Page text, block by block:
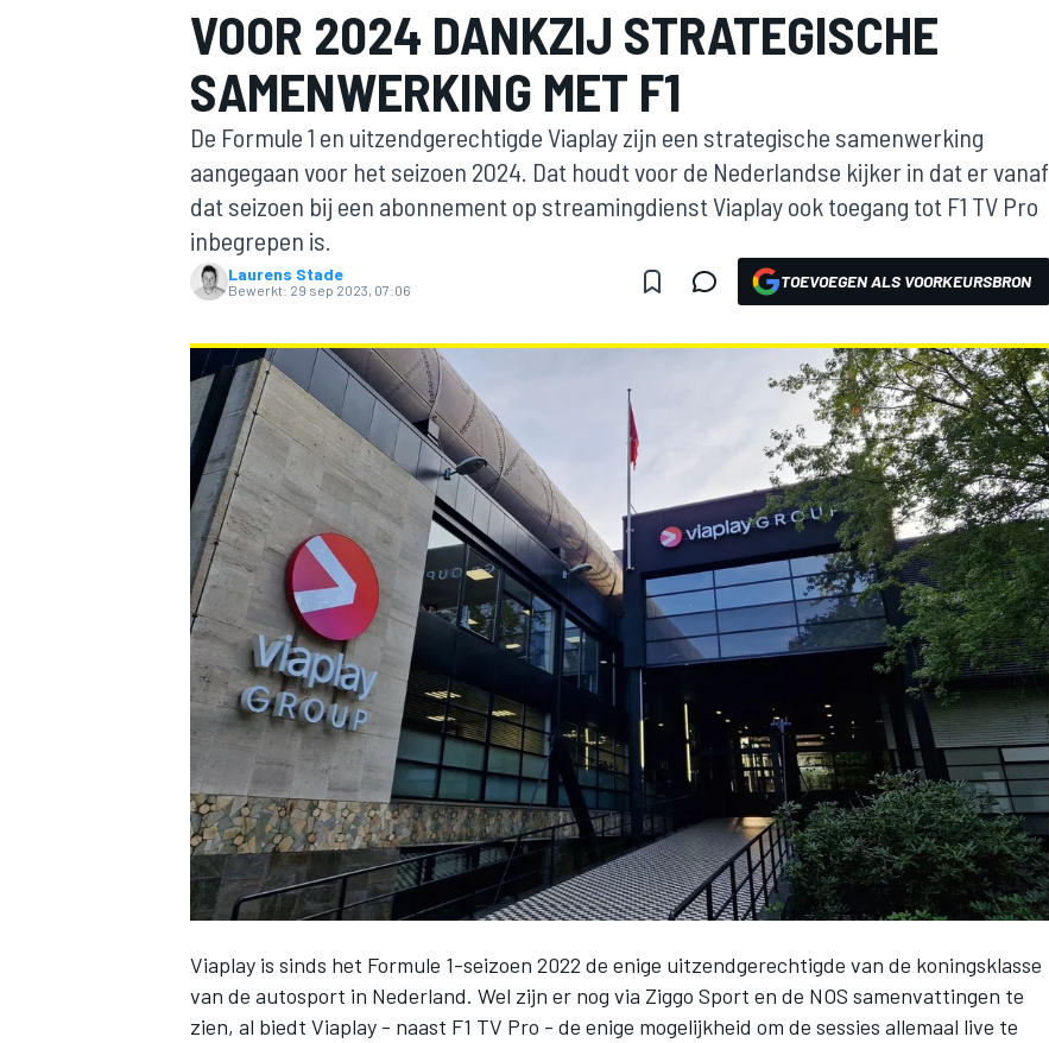
MOTOGP
INDYCAR
WEC
VOOR 2024 DANKZIJ STRATEGISCHE
SAMENWERKING MET F1
De Formule 1 en uitzendgerechtigde Viaplay zijn een strategische samenwerking
aangegaan voor het seizoen 2024. Dat houdt voor de Nederlandse kijker in dat er vanaf
dat seizoen bij een abonnement op streamingdienst Viaplay ook toegang tot F1 TV Pro
inbegrepen is.
Laurens Stade
Bewerkt: 29 sep 2023, 07:06 TOEVOEGEN ALS VOORKEURSBRON
Viaplay is sinds het Formule 1-seizoen 2022 de enige uitzendgerechtigde van de koningsklasse
van de autosport in Nederland. Wel zijn er nog via Ziggo Sport en de NOS samenvattingen te
zien, al biedt Viaplay - naast F1 TV Pro - de enige mogelijkheid om de sessies allemaal live te